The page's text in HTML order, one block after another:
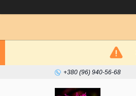
+380 (96) 940-56-68